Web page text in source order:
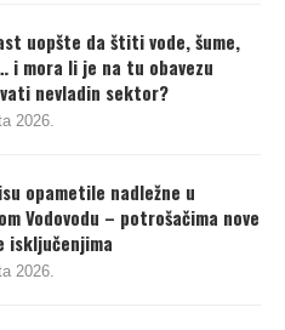
uopšte da štiti vode, šume,
i mora li je na tu obavezu
nevladin sektor?
opametile nadležne u
Vodovodu – potrošačima nove